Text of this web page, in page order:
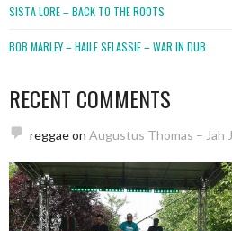
SISTA LORE – BACK TO THE ROOTS
BOB MARLEY – HAILE SELASSIE – WAR IN DUB
RECENT COMMENTS
reggaeon Augustus Thomas – Jah